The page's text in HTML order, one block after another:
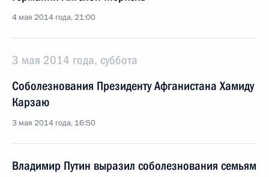
4 мая 2014 года, 21:00
3 мая 2014 года, суббота
Соболезнования Президенту Афганистана Хамиду
Карзаю
3 мая 2014 года, 16:50
Владимир Путин выразил соболезнования семьям